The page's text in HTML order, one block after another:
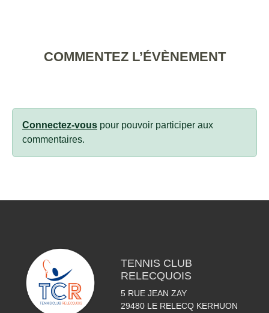
COMMENTEZ L’ÉVÈNEMENT
Connectez-vous pour pouvoir participer aux
commentaires.
TENNIS CLUB
RELECQUOIS
5 RUE JEAN ZAY
29480 LE RELECQ KERHUON